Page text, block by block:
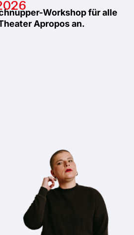
Workshop für alle
Apropos an.